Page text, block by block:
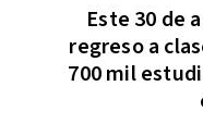
Este 30 de
regreso a
700 mil